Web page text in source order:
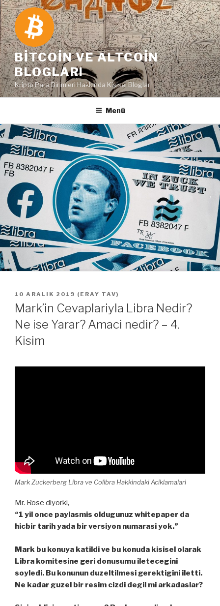
İçeriğe
geç
BITCOIN VE ALTCOIN
BLOGLARI
Kripto Para Birimleri Hakkında Kişisel Bloglar
Menü
YAYIM
TARIHI
10 ARALIK 2019 ( ERAY TAV)
Mark’in Cevaplariyla Libra Nedir?
Ne ise Yarar? Amaci nedir? – 4.
Kisim
Mark Zuckerberg Libra ve Colibra Hakkindaki Aciklamalari
Mr. Rose diyorki,
“1 yil once paylasmis oldugunuz whitepaper da
hicbir tarih yada bir versiyon numarasi yok.”
Mark bu konuya katildi ve bu konuda kisisel olarak
Libra komitesine geri donusumu iletecegini
soyledi. Bu konunun duzeltilmesi gerektigini iletti.
Ne kadar guzel bir resim cizdi degil mi arkadaslar?